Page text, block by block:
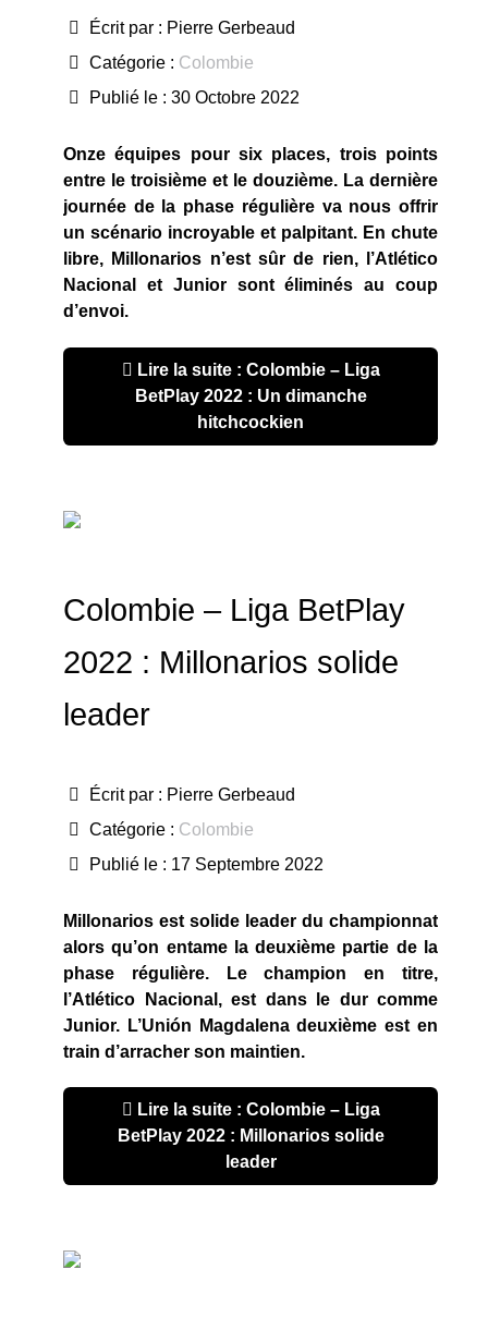
Écrit par : Pierre Gerbeaud
Catégorie : Colombie
Publié le : 30 Octobre 2022
Onze équipes pour six places, trois points
entre le troisième et le douzième. La dernière
journée de la phase régulière va nous offrir
un scénario incroyable et palpitant. En chute
libre, Millonarios n’est sûr de rien, l’Atlético
Nacional et Junior sont éliminés au coup
d’envoi.
Lire la suite : Colombie – Liga
BetPlay 2022 : Un dimanche
hitchcockien
Colombie – Liga BetPlay
2022 : Millonarios solide
leader
Écrit par : Pierre Gerbeaud
Catégorie : Colombie
Publié le : 17 Septembre 2022
Millonarios est solide leader du championnat
alors qu’on entame la deuxième partie de la
phase régulière. Le champion en titre,
l’Atlético Nacional, est dans le dur comme
Junior. L’Unión Magdalena deuxième est en
train d’arracher son maintien.
Lire la suite : Colombie – Liga
BetPlay 2022 : Millonarios solide
leader